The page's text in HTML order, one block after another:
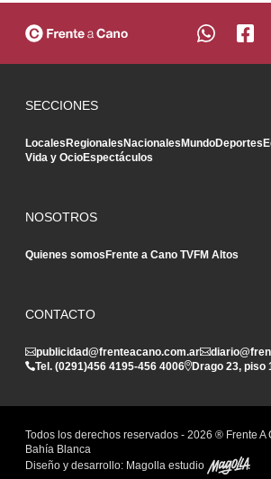
SECCIONES
Locales Regionales Nacionales MundoDeportes
Vida y OcioEspectáculos
NOSOTROS
Quienes somos Frente a Cano TVFM Altos
CONTACTO
publicidad@frenteacano.com.ar
Tel. (0291)456 4195-456 4006 Drago 23, piso
Todos los derechos reservados - 2026 ® Frente A
Bahía Blanca
Diseño y desarrollo: Magolla estudio